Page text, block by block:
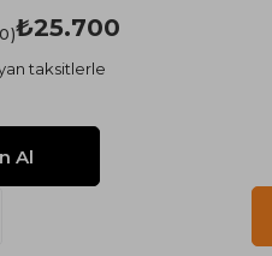
₺25.700
taksitlerle